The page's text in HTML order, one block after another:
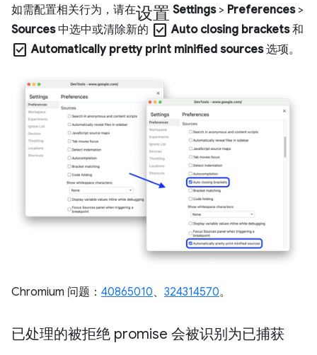
如需配置相关行为，请在设置 Settings> Preferences>
Sources中选中或清除新的 check_box Auto closing brackets和
check_box Automatically pretty print minified sources选项。
Chromium 问题： 40865010、 324314570。
已处理的被拒绝 promise 会被识别为已捕获